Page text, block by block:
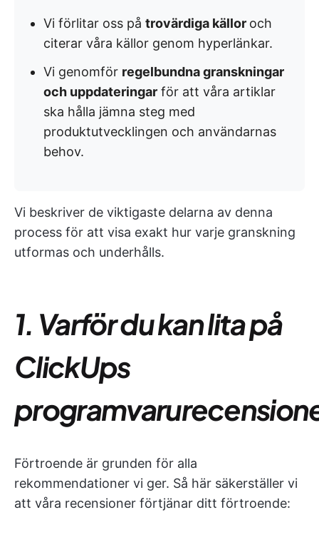
Vi förlitar oss på trovärdiga källor och
citerar våra källor genom hyperlänkar.
Vi genomför regelbundna granskningar
och uppdateringar för att våra artiklar
ska hålla jämna steg med
produktutvecklingen och användarnas
behov.
Vi beskriver de viktigaste delarna av denna
process för att visa exakt hur varje granskning
utformas och underhålls.
1. Varför du kan lita på
ClickUps
Förtroende är grunden för alla
rekommendationer vi ger. Så här säkerställer vi
att våra recensioner förtjänar ditt förtroende: